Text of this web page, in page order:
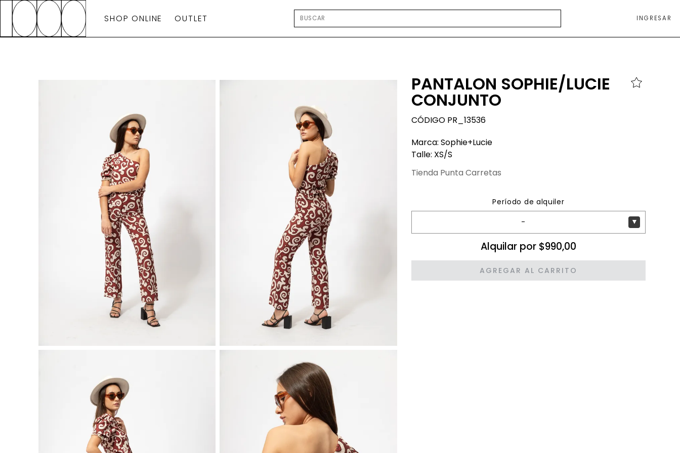
SHOP ONLINE OUTLET INGRESAR
PANTALON SOPHIE/LUCIE
CONJUNTO
CÓDIGO PR_13536
Marca: Sophie+Lucie
Talle: XS/S
Tienda Punta Carretas
Período de alquiler
-
▼
Alquilar por $990,00
AGREGAR AL CARRITO